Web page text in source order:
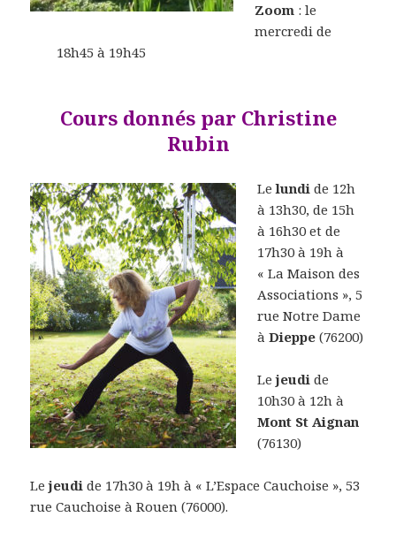
Zoom : le
mercredi de
18h45 à 19h45
Cours donnés par Christine
Rubin
Lelundi de 12h
à 13h30, de 15h
à 16h30 et de
17h30 à 19h à
« La Maison des
Associations », 5
rue Notre Dame
àDieppe (76200)
Lejeudi de
10h30 à 12h à
Mont St Aignan
(76130)
Lejeudi de 17h30 à 19h à « L’Espace Cauchoise », 53
rue Cauchoise à Rouen (76000).